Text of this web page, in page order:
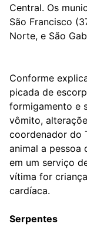
Central. Os
São Francisco
Norte, e São
Conforme
picada de
formigamento e
vômito,
coordenador do
animal a pessoa
em um serviço
vítima for
cardíaca.
Serpentes